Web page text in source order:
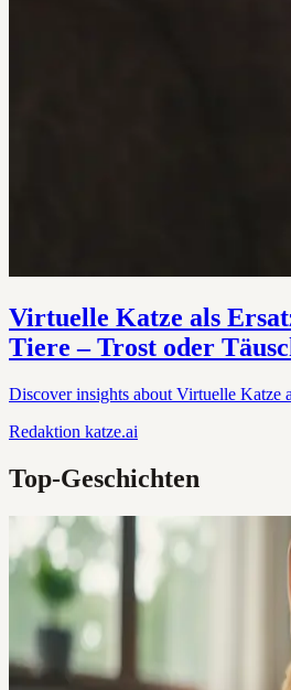
Virtuelle Katze als
Tiere – Trost oder
Discover insights about Virtuelle Katze
Redaktion katze.ai
Top-Geschichten